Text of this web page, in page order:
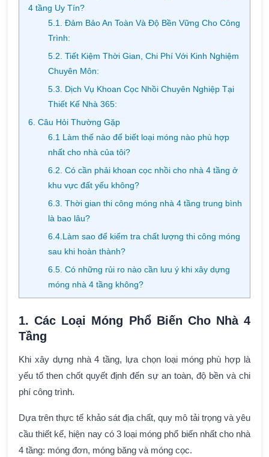
4 tầng Uy Tín?
5.1. Đảm Bảo An Toàn Và Độ Bền Vững Cho Công
Trình:
5.2. Tiết Kiệm Thời Gian, Chi Phí Với Kinh Nghiệm
Chuyên Môn:
5.3. Dịch Vụ Khoan Cọc Nhồi Chuyên Nghiệp Tại
Thiết Kế Nhà 365:
6. Câu Hỏi Thường Gặp
6.1 Làm thế nào để biết loại móng nào phù hợp
nhất cho nhà của tôi?
6.2. Có cần phải khoan cọc nhồi cho nhà 4 tầng ở
khu vực đất yếu không?
6.3. Thời gian thi công móng nhà 4 tầng trung bình
là bao lâu?
6.4.Làm sao để kiểm tra chất lượng thi công móng
sau khi hoàn thành?
6.5. Có những rủi ro nào cần lưu ý khi xây dựng
móng nhà 4 tầng không?
1. Các Loại Móng Phổ Biến Cho Nhà 4
Tầng
Khi xây dựng nhà 4 tầng, lựa chọn loại móng phù hợp là
yếu tố then chốt quyết định đến sự an toàn, độ bền và chi
phí công trình.
Dựa trên thực tế khảo sát địa chất, quy mô tải trọng và yêu
cầu thiết kế, hiện nay có 3 loại móng phổ biến nhất cho nhà
4 tầng: móng đơn, móng băng và móng cọc.